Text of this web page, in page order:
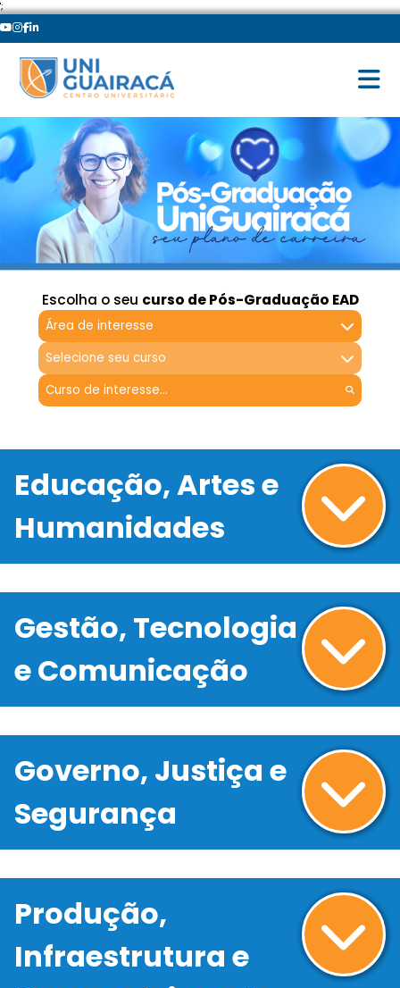
';
Escolha o seu curso de Pós-Graduação EAD
Área de interesse
Selecione seu curso
Educação, Artes e
Humanidades
Gestão, Tecnologia
e Comunicação
Governo, Justiça e
Segurança
Produção,
Infraestrutura e